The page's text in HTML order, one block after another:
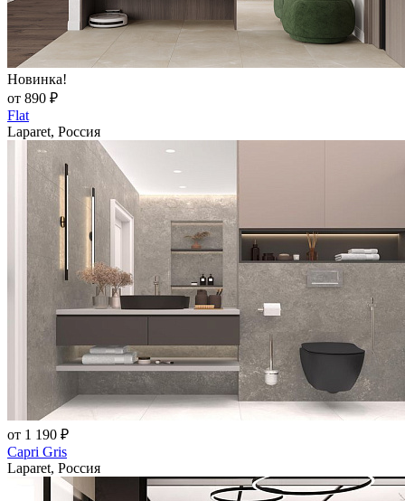
Новинка!
от 890 ₽
Flat
Laparet, Россия
от 1 190 ₽
Capri Gris
Laparet, Россия